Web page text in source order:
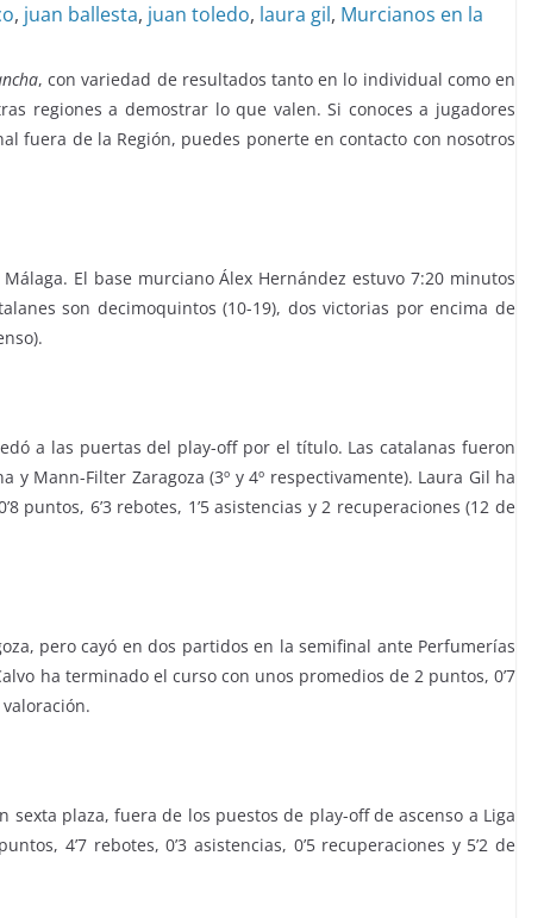
, juan ballesta, juan toledo, laura gil, Murcianos en la
, con variedad de resultados tanto en lo individual como en
regiones a demostrar lo que valen. Si conoces a jugadores
fuera de la Región, puedes ponerte en contacto con nosotros
El base murciano Álex Hernández estuvo 7:20 minutos
son decimoquintos (10-19), dos victorias por encima de
a las puertas del play-off por el título. Las catalanas fueron
Mann-Filter Zaragoza (3º y 4º respectivamente). Laura Gil ha
puntos, 6’3 rebotes, 1’5 asistencias y 2 recuperaciones (12 de
pero cayó en dos partidos en la semifinal ante Perfumerías
ha terminado el curso con unos promedios de 2 puntos, 0’7
valoración.
plaza, fuera de los puestos de play-off de ascenso a Liga
4’7 rebotes, 0’3 asistencias, 0’5 recuperaciones y 5’2 de